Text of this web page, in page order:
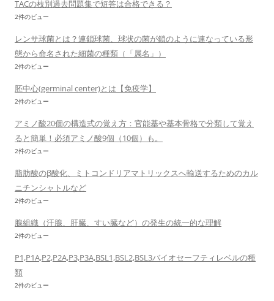
TACの枝別過去問題集で短答は合格できる？
2件のビュー
レンサ球菌とは？連鎖球菌、球状の菌が鎖のように連なっている形
態から命名された細菌の種類（「属名」）
2件のビュー
胚中心(germinal center)とは【免疫学】
2件のビュー
アミノ酸20個の構造式の覚え方：官能基や基本骨格で分類して覚え
ると簡単！必須アミノ酸9個（10個）も。
2件のビュー
脂肪酸のβ酸化、ミトコンドリアマトリックスへ輸送するためのカル
ニチンシャトルなど
2件のビュー
腺組織（汗腺、肝臓、すい臓など）の発生の統一的な理解
2件のビュー
P1,P1A,P2,P2A,P3,P3A,BSL1,BSL2,BSL3バイオセーフティレベルの種
類
2件のビュー